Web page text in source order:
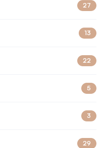
27
13
22
5
3
29